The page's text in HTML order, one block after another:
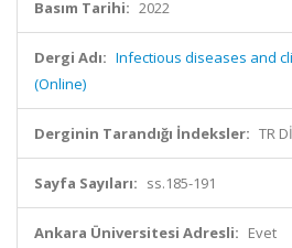
Basım Tarihi: 2022
Dergi Adı: Infectious diseases and
(Online)
Derginin Tarandığı İndeksler: TR
Sayfa Sayıları: ss.185-191
Ankara Üniversitesi Adresli: Evet